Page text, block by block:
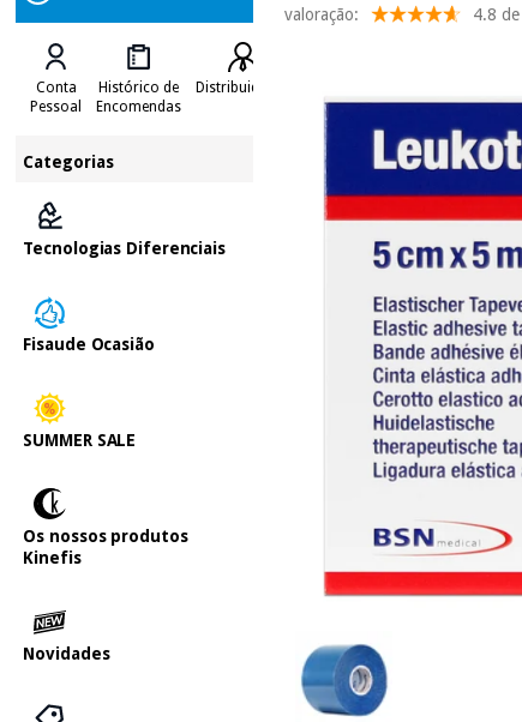
Conta
Pessoal
Histórico de
Encomendas
Distribuidores
Categorias
Tecnologias Diferenciais
Fisaude Ocasião
SUMMER SALE
Os nossos produtos
Kinefis
Novidades
valoração: 4.8